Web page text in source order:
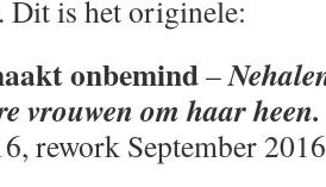
Dit is het originele:
onbemind–
vrouwen om haar heen.
rework September